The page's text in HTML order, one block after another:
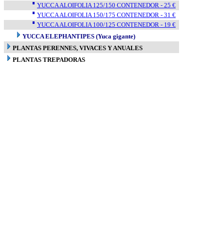
YUCCA ALOIFOLIA 125/150 CONTENEDOR - 25 €
YUCCA ALOIFOLIA 150/175 CONTENEDOR - 31 €
YUCCA ALOIFOLIA 100/125 CONTENEDOR - 19 €
YUCCA ELEPHANTIPES (Yuca gigante)
PLANTAS PERENNES, VIVACES Y ANUALES
PLANTAS TREPADORAS